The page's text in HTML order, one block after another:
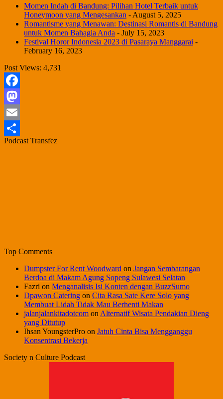
Momen Indah di Bandung: Pilihan Hotel Terbaik untuk
Honeymoon yang Mengesankan - August 5, 2025
Romantisme yang Menawan: Destinasi Romantis di Bandung
untuk Momen Bahagia Anda - July 15, 2023
Festival Horor Indonesia 2023 di Pasaraya Manggarai -
February 16, 2023
Post Views: 4,731
Facebook
Mastodon
Email
Share
Podcast Transfez
Top Comments
Dumpster For Rent Woodward on Jangan Sembarangan
Berdoa di Makam Agung Sopeng Sulawesi Selatan
Fazri on Menganalisis Isi Konten dengan BuzzSumo
Dpawon Catering on Cita Rasa Sate Kere Solo yang
Membuat Lidah Tidak Mau Berhenti Makan
jalanjalankitadotcom on Alternatif Wisata Pendakian Dieng
yang Ditutup
Ihsan YoungsterPro on Jatuh Cinta Bisa Mengganggu
Konsentrasi Bekerja
Society n Culture Podcast